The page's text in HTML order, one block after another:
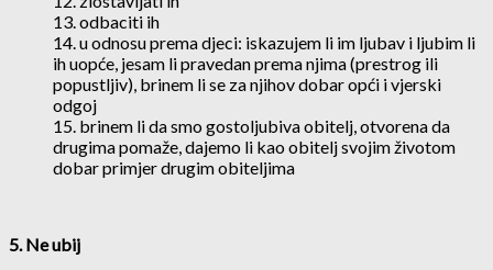
13. odbaciti ih
14. u odnosu prema djeci: iskazujem li im ljubav i ljubim li
ih uopće, jesam li pravedan prema njima (prestrog ili
popustljiv), brinem li se za njihov dobar opći i vjerski
odgoj
15. brinem li da smo gostoljubiva obitelj, otvorena da
drugima pomaže, dajemo li kao obitelj svojim životom
dobar primjer drugim obiteljima
5. Ne ubij